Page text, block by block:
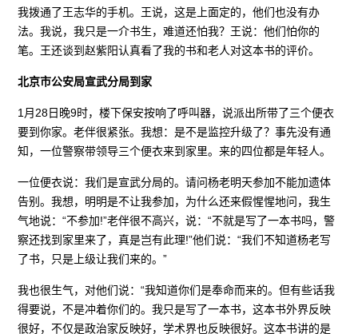
我拨通了王志华的手机。王说，这是上面定的，他们也没有办
法。我说，我只是一介书生，难道还怕我？王说：他们怕你的
笔。王还谈到赵紫阳认真看了我的书和老人对这本书的评价。
北京市公安局宣武分局到家
1月28日晚9时，楼下保安按响了呼叫器，说派出所带了三个便衣
要到你家。老伴很紧张。我想：是不是监控升级了？事先没有通
知，一位警察带领导三个便衣来到家里。来的四位都是年轻人。
一位便衣说：我们是宣武分局的。请问杨老明天参加不能加遗体
告别。我想，明明是不让我参加，为什么还来假惺惺地问，我生
气地说：“不参加!”老伴很不高兴，说：“不就是写了一本书吗，警
察还找到家里来了，真是岂有此理!”他们说：“我们不知道杨老写
了书，只是上级让我们来的。”
我也很生气，对他们说：“我知道你们是奉命而来的。但有些话我
得要说，不是冲着你们的。我只是写了一本书，这本书外界反映
很好，不仅是政治家反映好，学术界也反映很好。这本书讲的是